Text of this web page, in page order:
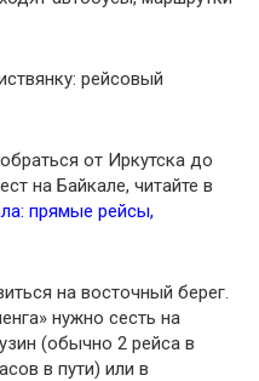
от Иркутска до
на Байкале, читайте в
прямые рейсы,
на восточный берег.
нужно сесть на
(обычно 2 рейса в
в пути) или в